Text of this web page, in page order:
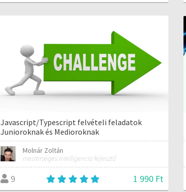
Javascript/Typescript felvételi feladatok
Junioroknak és Medioroknak
Molnár Zoltán
mesterséges intelligencia fejlesztő
9 1 990 Ft